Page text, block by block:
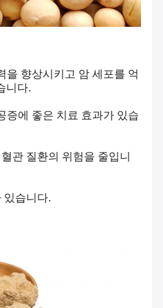
을 향상시키고 암 세포를 억
니다.
증에 좋은 치료 효과가 있습
관 질환의 위험을 줄입니
있습니다.